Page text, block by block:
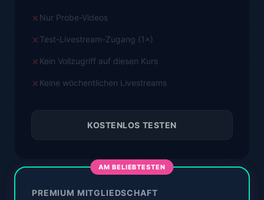
Nur Probe-Videos
Test-Livestream-Zugang (1×)
Kein Vollzugriff auf diesen Kurs
Keine wöchentlichen Livestreams
KOSTENLOS TESTEN
AM BELIEBTESTEN
PREMIUM MITGLIEDSCHAFT